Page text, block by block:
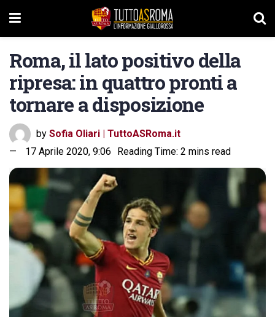
Roma, il lato positivo della
ripresa: in quattro pronti a
tornare a disposizione
by Sofia Oliari | TuttoASRoma.it
17 Aprile 2020, 9:06
Reading Time: 2 mins read